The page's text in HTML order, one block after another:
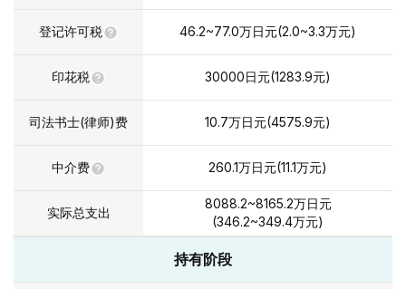
登记许可税 46.2~77.0万日元(2.0~3.3万元)
印花税 30000日元(1283.9元)
司法书士(律师)费 10.7万日元(4575.9元)
中介费 260.1万日元(11.1万元)
实际总支出
8088.2~8165.2万日元
(346.2~349.4万元)
持有阶段